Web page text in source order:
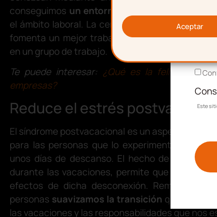
Aceptar
conseguimos un entorno de trabajo mucho
el ámbito laboral. La cercanía que proporciona
fomenta un mejor trabajo colaborativo,
en un grupo de trabajo.
Te puede interesar: ¿Qué es la felicidad
empresas?
Reduce el estrés
El síndrome postvacacional es un aspecto que
para las personas que lo experimentan al
unos días de descanso. El hecho de que
durante las vacaciones, permite que
efectos de dicha desconexión.
personas suavizamos la transición que hay
las vacaciones y las responsabilidades que nos
Este